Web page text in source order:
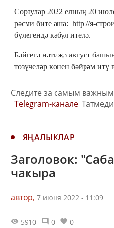
Сораулар 2022 елның 20
рәсми бите аша: http://я-
бүлегендә кабул ителә.
Бәйгегә нәтиҗә август
төзүчеләр көнен бәйрәм итү
Следите за самым
Telegram-канале
ЯҢАЛЫКЛАР
Заголовок:
чакыра
автор, 7 июня 2022 - 11:09
5910 0 0